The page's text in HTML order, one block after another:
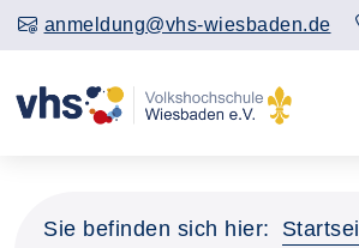
anmeldung@vhs-wiesbaden.de
Sie befinden sich hier: